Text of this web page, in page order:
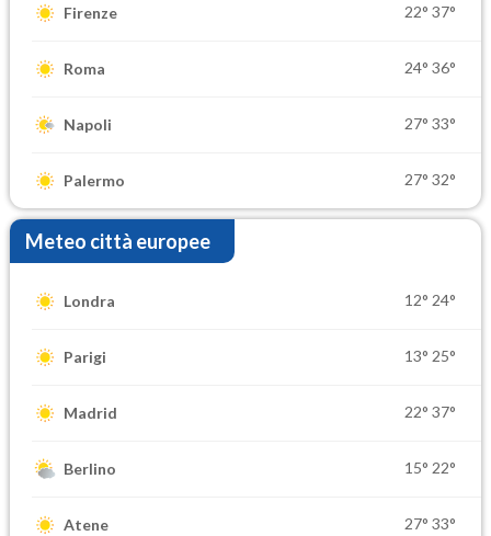
Firenze 22° 37°
Roma 24° 36°
Napoli 27° 33°
Palermo 27° 32°
Meteo città europee
Londra 12° 24°
Parigi 13° 25°
Madrid 22° 37°
Berlino 15° 22°
Atene 27° 33°